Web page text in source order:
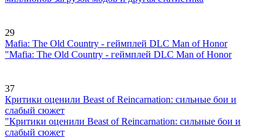
29
Mafia: The Old Country - геймплей DLC Man of Honor
"Mafia: The Old Country - геймплей DLC Man of Honor
37
Критики оценили Beast of Reincarnation: сильные бои и
слабый сюжет
"Критики оценили Beast of Reincarnation: сильные бои и
слабый сюжет